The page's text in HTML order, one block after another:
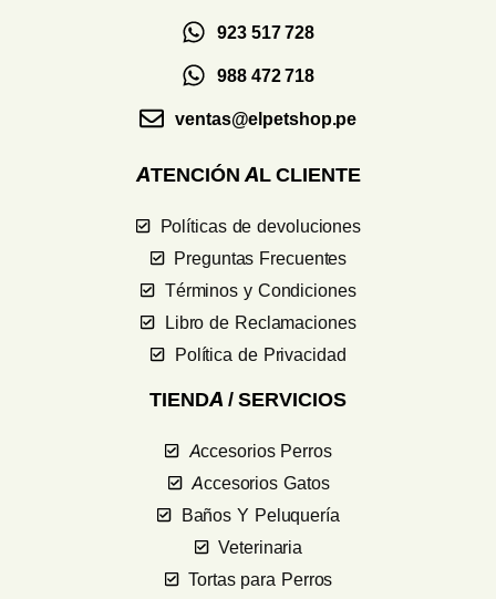
923 517 728
988 472 718
ventas@elpetshop.pe
ATENCIÓN AL CLIENTE
Políticas de devoluciones
Preguntas Frecuentes
Términos y Condiciones
Libro de Reclamaciones
Política de Privacidad
TIENDA / SERVICIOS
Accesorios Perros
Accesorios Gatos
Baños Y Peluquería
Veterinaria
Tortas para Perros